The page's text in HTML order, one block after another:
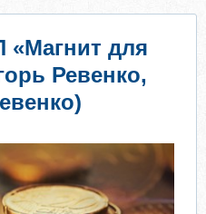
для
Ревенко,